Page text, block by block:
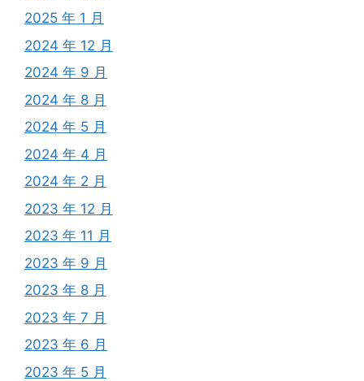
2025 年 1 月
2024 年 12 月
2024 年 9 月
2024 年 8 月
2024 年 5 月
2024 年 4 月
2024 年 2 月
2023 年 12 月
2023 年 11 月
2023 年 9 月
2023 年 8 月
2023 年 7 月
2023 年 6 月
2023 年 5 月